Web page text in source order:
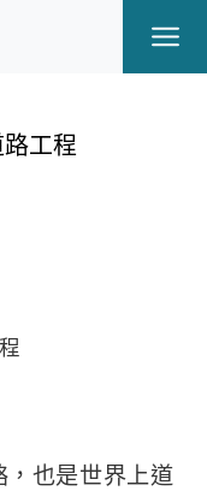
工程
也是世界上道